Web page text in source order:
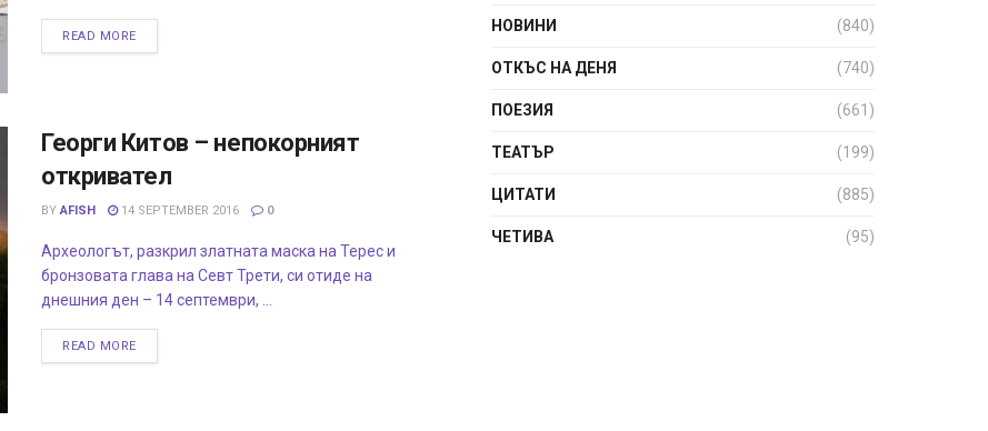
READ MORE
Георги Китов – непокорният
откривател
BY AFISH 14 SEPTEMBER 2016 0
Археологът, разкрил златната маска на Терес и
бронзовата глава на Севт Трети, си отиде на
днешния ден – 14 септември, ...
READ MORE
НОВИНИ (840)
ОТКЪС НА ДЕНЯ (740)
ПОЕЗИЯ (661)
ТЕАТЪР (199)
ЦИТАТИ (885)
ЧЕТИВА (95)